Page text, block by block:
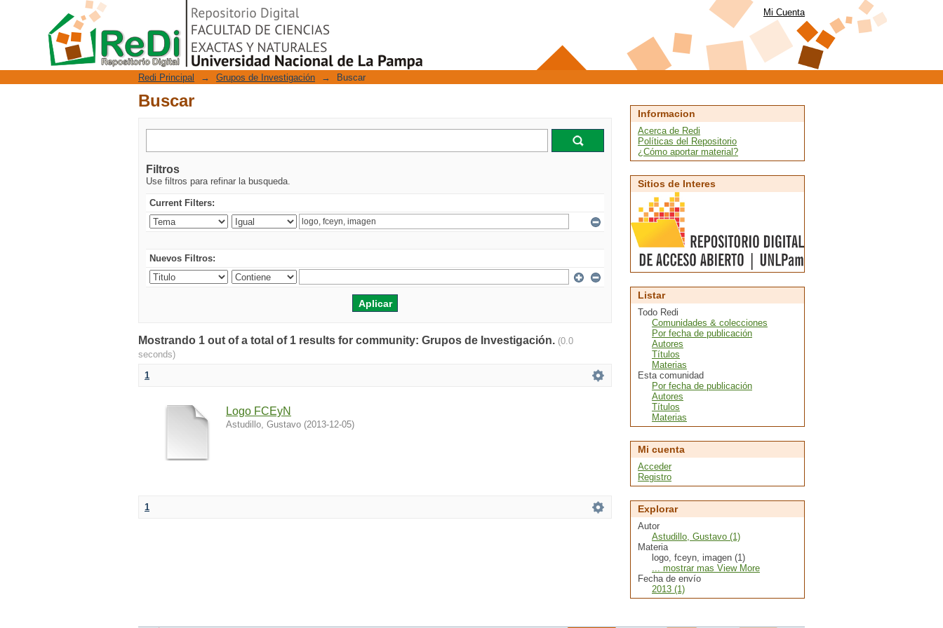
Buscar
Repositorio Digital Mi Cuenta
Redi Principal → Grupos de Investigación → Buscar
Buscar
Filtros
Use filtros para refinar la busqueda.
Current Filters:
Nuevos Filtros:
Mostrando 1 out of a total of 1 results for community: Grupos de Investigación. (0.0
seconds)
1
Logo FCEyN
Astudillo, Gustavo (2013-12-05)
1
Informacion
Acerca de Redi
Políticas del Repositorio
¿Cómo aportar material?
Sitios de Interes
Listar
Todo Redi
Comunidades & colecciones
Por fecha de publicación
Autores
Títulos
Materias
Esta comunidad
Por fecha de publicación
Autores
Títulos
Materias
Mi cuenta
Acceder
Registro
Explorar
Autor
Astudillo, Gustavo (1)
Materia
logo, fceyn, imagen (1)
... mostrar mas View More
Fecha de envío
2013 (1)